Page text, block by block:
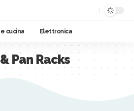
cucina Elettronica
Pan Racks